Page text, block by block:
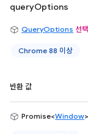
queryOptions
QueryOptions 선
Chrome 88 이상
반환 값
Promise<Window>